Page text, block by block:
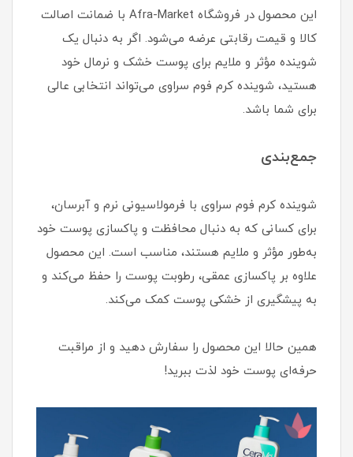
این محصول در فروشگاه Afra-Market با ضمانت اصالت
کالا و قیمت رقابتی عرضه می‌شود. اگر به دنبال یک
شوینده مؤثر و ملایم برای پوست خشک و نرمال خود
هستید، شوینده کرم فوم سراوی می‌تواند انتخابی عالی
برای شما باشد.
جمع‌بندی
شوینده کرم فوم سراوی با فرمولاسیونی نرم و آبرسان،
برای کسانی که به دنبال محافظت و پاکسازی پوست خود
به‌طور مؤثر و ملایم هستند، مناسب است. این محصول
علاوه بر پاکسازی عمقی، رطوبت پوست را حفظ می‌کند و
به پیشگیری از خشکی پوست کمک می‌کند.
همین حالا این محصول را سفارش دهید و از مراقبت
حرفه‌ای پوست خود لذت ببرید!